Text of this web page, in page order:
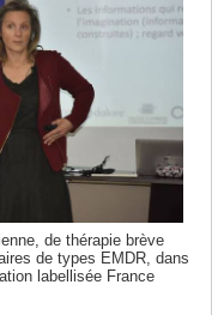
de thérapie brève
de types EMDR, dans
labellisée France